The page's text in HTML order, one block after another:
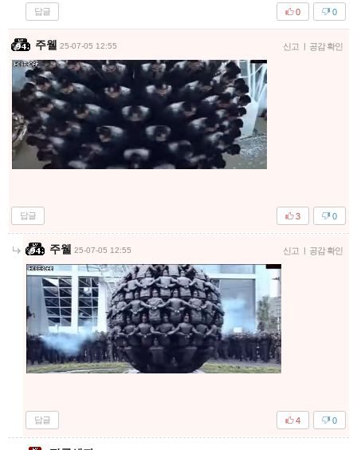
답글 0
0
주웰 25-07-05 12:55 신고 | 공감 확인
답글 0
3
주웰 25-07-05 12:55 신고 | 공감 확인
답글 0
4